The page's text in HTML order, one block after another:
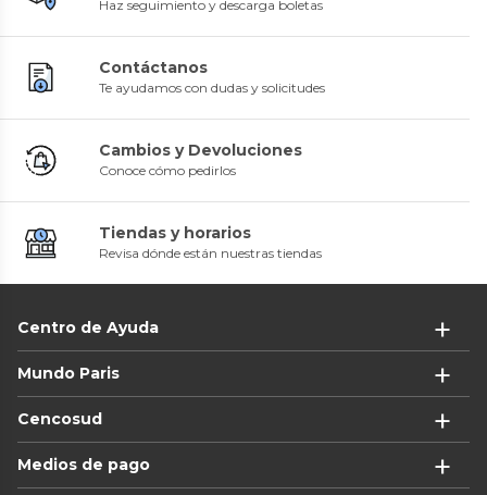
Haz seguimiento y descarga boletas
Contáctanos
Te ayudamos con dudas y solicitudes
Cambios y Devoluciones
Conoce cómo pedirlos
Tiendas y horarios
Revisa dónde están nuestras tiendas
Centro de Ayuda
Mundo Paris
Cencosud
Medios de pago